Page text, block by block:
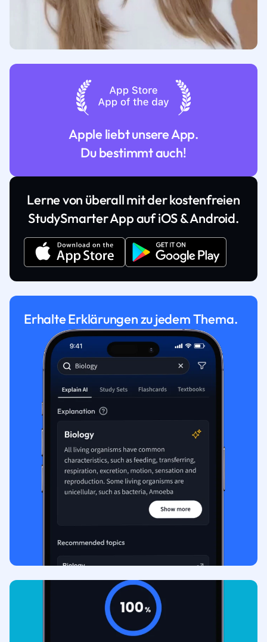
Apple liebt unsere App.
Du bestimmt auch!
Lerne von überall mit der kostenfreien
StudySmarter App auf iOS & Android.
Erhalte Erklärungen zu jedem Thema.